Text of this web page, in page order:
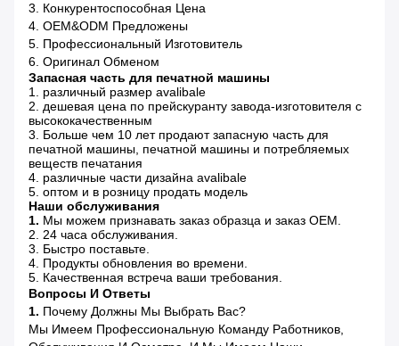
3. Конкурентоспособная Цена
4. OEM&ODM Предложены
5. Профессиональный Изготовитель
6. Оригинал Обменом
Запасная часть для печатной машины
1. различный размер avalibale
2. дешевая цена по прейскуранту завода-изготовителя с
высококачественным
3. Больше чем 10 лет продают запасную часть для
печатной машины, печатной машины и потребляемых
веществ печатания
4. различные части дизайна avalibale
5. оптом и в розницу продать модель
Наши обслуживания
1. Мы можем признавать заказ образца и заказ OEM.
2. 24 часа обслуживания.
3. Быстро поставьте.
4. Продукты обновления во времени.
5. Качественная встреча ваши требования.
Вопросы И Ответы
1. Почему Должны Мы Выбрать Вас?
Мы Имеем Профессиональную Команду Работников,